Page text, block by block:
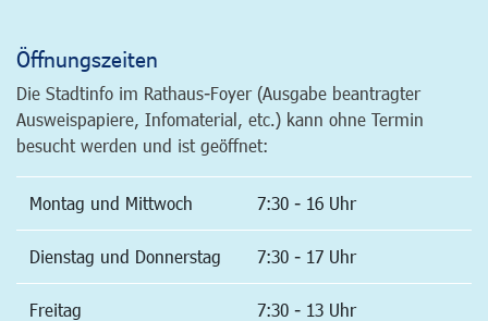
Öffnungszeiten
Die Stadtinfo im Rathaus-Foyer (Ausgabe beantragter
Ausweispapiere, Infomaterial, etc.) kann ohne Termin
besucht werden und ist geöffnet:
Montag und Mittwoch 7:30 - 16 Uhr
Dienstag und Donnerstag 7:30 - 17 Uhr
Freitag 7:30 - 13 Uhr